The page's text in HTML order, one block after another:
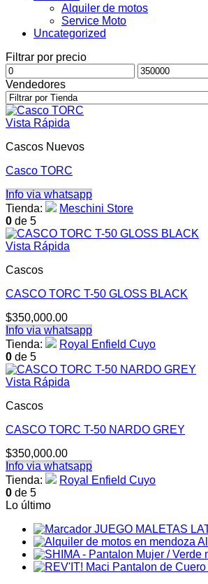
Alquiler de motos
Service Moto
Uncategorized
Filtrar por precio
Precio
mínimo
Precio
máximo
Vendedores
Vista Rápida
Cascos Nuevos
Casco TORC
Info via whatsapp
Tienda:
Meschini Store
0 de 5
Vista Rápida
Cascos
CASCO TORC T-50 GLOSS BLACK
$350,000.00
Info via whatsapp
Tienda:
Royal Enfield Cuyo
0 de 5
Vista Rápida
Cascos
CASCO TORC T-50 NARDO GREY
$350,000.00
Info via whatsapp
Tienda:
Royal Enfield Cuyo
0 de 5
Lo último
JUEGO MALETAS